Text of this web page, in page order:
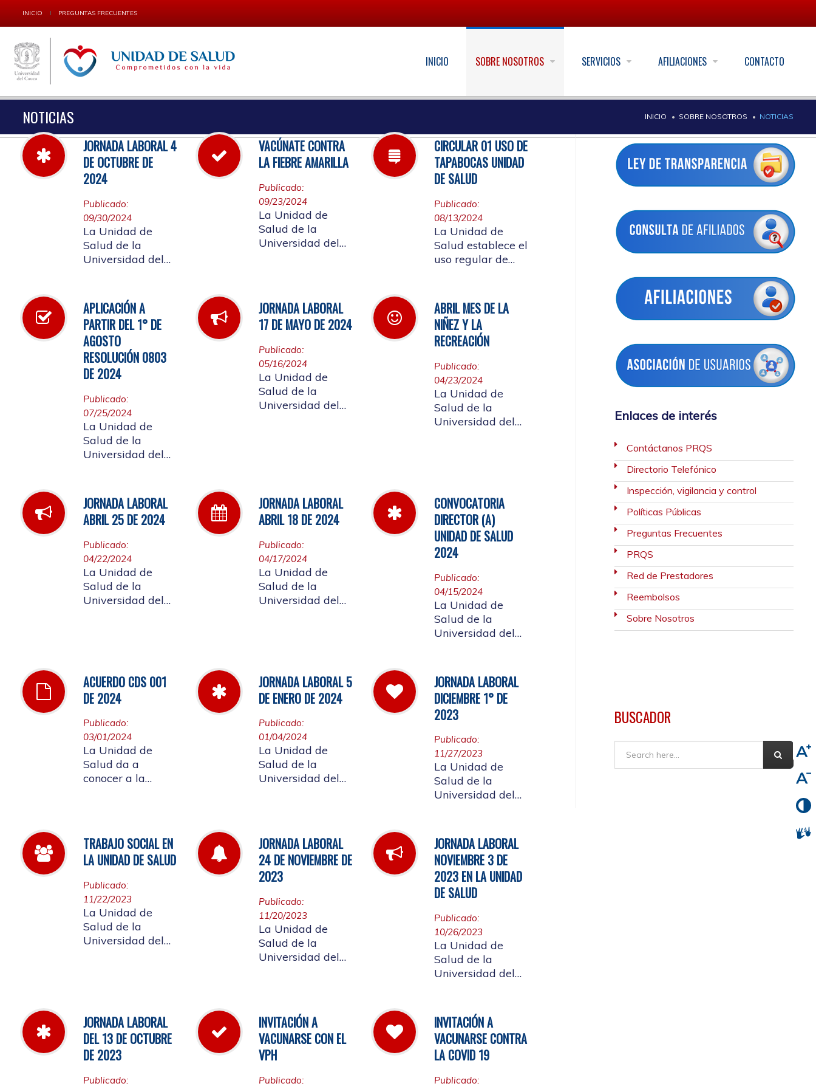
INICIO PREGUNTAS FRECUENTES
INICIO SOBRE NOSOTROS SERVICIOS AFILIACIONES CONTACTO
NOTICIAS INICIO SOBRE NOSOTROS NOTICIAS
JORNADA LABORAL 4
DE OCTUBRE DE
2024
Publicado:
09/30/2024
La Unidad de
Salud de la
Universidad del
llevarse a cabo el
próximo 4 de
octubre de 2024,
con motivo de
capacitación y
actividad de
SIGLA 2024.
VACÚNATE CONTRA
LA FIEBRE AMARILLA
Publicado:
09/23/2024
La Unidad de
Salud de la
Universidad del
CIRCULAR 01 USO DE
TAPABOCAS UNIDAD
DE SALUD
Publicado:
08/13/2024
La Unidad de
Salud establece el
uso regular de
ingresen a la
Institución que
presenten
sintomatología de
respiratoria
APLICACIÓN A
PARTIR DEL 1° DE
AGOSTO
RESOLUCIÓN 0803
DE 2024
Publicado:
07/25/2024
La Unidad de
Salud de la
Universidad del
Resolución 0803
del 24 de junio de
2024, informa que
a partir del 1° de
agosto de mismo
año, no se
entregarán bolsas
plásticas en la
dispensación de
JORNADA LABORAL
17 DE MAYO DE 2024
Publicado:
05/16/2024
La Unidad de
Salud de la
Universidad del
llevarse a cabo en
el auditorio de
ABRIL MES DE LA
NIÑEZ Y LA
RECREACIÓN
Publicado:
04/23/2024
La Unidad de
Salud de la
Universidad del
Vacunación de las
Américas
JORNADA LABORAL
ABRIL 25 DE 2024
Publicado:
04/22/2024
La Unidad de
Salud de la
Universidad del
de abril de 2024
JORNADA LABORAL
ABRIL 18 DE 2024
Publicado:
04/17/2024
La Unidad de
Salud de la
Universidad del
atención de la
mañana será
partir de las 10 de
la mañana, por
motivo de
capacitación a los
funcionarios
CONVOCATORIA
DIRECTOR (A)
UNIDAD DE SALUD
2024
Publicado:
04/15/2024
La Unidad de
Salud de la
Universidad del
comunidad, la
convocatoria a
ocupar el cargo de
director de la
de la Universidad
del Cauca
ACUERDO CDS 001
DE 2024
Publicado:
03/01/2024
La Unidad de
Salud da a
conocer a la
2024 donde
pueden conocer el
moderadoras,
copagos y UPC
que rigen para el
presente año
JORNADA LABORAL 5
DE ENERO DE 2024
Publicado:
01/04/2024
La Unidad de
Salud de la
Universidad del
JORNADA LABORAL
DICIEMBRE 1° DE
2023
Publicado:
11/27/2023
La Unidad de
Salud de la
Universidad del
afiliada, la jornada
laboral del
primero de
diciembre de
2023
TRABAJO SOCIAL EN
LA UNIDAD DE SALUD
Publicado:
11/22/2023
La Unidad de
Salud de la
Universidad del
JORNADA LABORAL
24 DE NOVIEMBRE DE
2023
Publicado:
11/20/2023
La Unidad de
Salud de la
Universidad del
noviembre de
2023
JORNADA LABORAL
NOVIEMBRE 3 DE
2023 EN LA UNIDAD
DE SALUD
Publicado:
10/26/2023
La Unidad de
Salud de la
Universidad del
comunidad
universitaria
afiliada, la jornada
laboral del día 3
2023
JORNADA LABORAL
DEL 13 DE OCTUBRE
DE 2023
Publicado:
INVITACIÓN A
VACUNARSE CON EL
VPH
Publicado:
INVITACIÓN A
VACUNARSE CONTRA
LA COVID 19
Publicado:
Enlaces de interés
Contáctanos PRQS
Directorio Telefónico
Inspección, vigilancia y control
Políticas Públicas
Preguntas Frecuentes
PRQS
Red de Prestadores
Reembolsos
Sobre Nosotros
BUSCADOR
Buscar